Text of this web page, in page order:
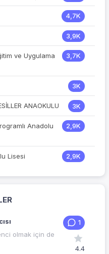
4,7K
3,9K
ve Uygulama
3,7K
3K
ANAOKULU 3K
Anadolu
2,9K
Lisesi 2,9K
olmak için de
1
4.4